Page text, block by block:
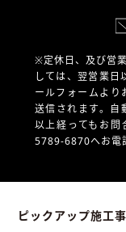
※定休日、及び営
しては、翌営業日
ールフォームより
送信されます。自
以上経ってもお
5789-6870へお電
ピックアップ施工